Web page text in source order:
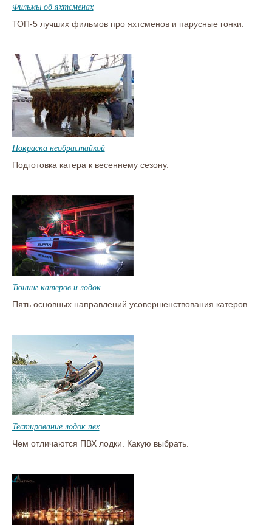
Фильмы об яхтсменах
ТОП-5 лучших фильмов про яхтсменов и парусные гонки.
Покраска необрастайкой
Подготовка катера к весеннему сезону.
Тюнинг катеров и лодок
Пять основных направлений усовершенствования катеров.
Тестирование лодок пвх
Чем отличаются ПВХ лодки. Какую выбрать.